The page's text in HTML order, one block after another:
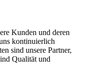
Kunden und deren
kontinuierlich
sind unsere Partner,
Qualität und